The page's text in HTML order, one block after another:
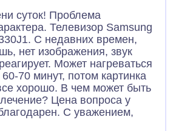
суток! Проблема
Телевизор Samsung
С недавних времен,
нет изображения, звук
Может нагреваться
70 минут, потом картинка
хорошо. В чем может быть
Цена вопроса у
С уважением,